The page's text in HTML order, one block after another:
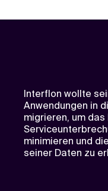
Interflon wollte
Anwendungen in
migrieren, um das
minimieren und
seiner Daten zu